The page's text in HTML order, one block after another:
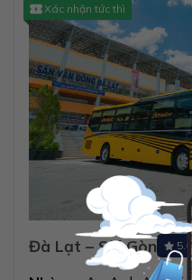
Xác nhận tức thì
Đà Lạt – Sài Gòn 5.0